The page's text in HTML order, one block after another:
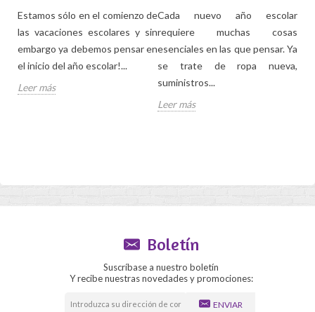
Estamos sólo en el comienzo de
las vacaciones escolares y sin
embargo ya debemos pensar en
el inicio del año escolar!...
Leer más
Cada nuevo año escolar
requiere muchas cosas
esenciales en las que pensar. Ya
se trate de ropa nueva,
suministros...
Leer más
Boletín
Suscríbase a nuestro boletín
Y recibe nuestras novedades y promociones:
ENVIAR